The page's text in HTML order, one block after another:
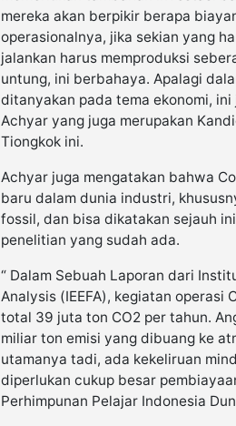
mereka akan berpikir berapa
operasionalnya, jika sekian yang
jalankan harus memproduksi
untung, ini berbahaya. Apalagi
ditanyakan pada tema ekonomi,
Achyar yang juga merupakan
Tiongkok ini.
Achyar juga mengatakan bahwa
baru dalam dunia industri,
fossil, dan bisa dikatakan sejauh
penelitian yang sudah ada.
“ Dalam Sebuah Laporan dari
Analysis (IEEFA), kegiatan
total 39 juta ton CO2 per tahun.
miliar ton emisi yang dibuang ke
utamanya tadi, ada kekeliruan
diperlukan cukup besar
Perhimpunan Pelajar Indonesia